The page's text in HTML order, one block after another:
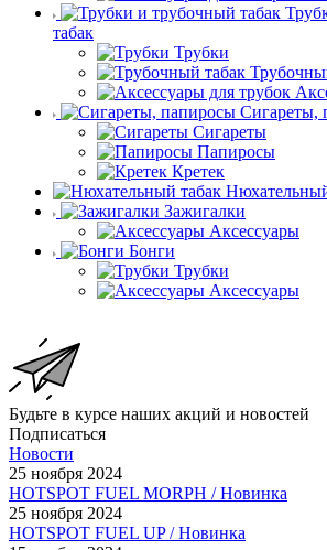
табак
Трубки
Сигареты,
Сигареты
Папиросы
Кретек
Зажигалки
Аксессуары
Бонги
Трубки
Аксессуары
Будьте в курсе наших акций и новостей
Подписаться
Новости
25 ноября 2024
HOTSPOT FUEL MORPH / Новинка
25 ноября 2024
HOTSPOT FUEL UP / Новинка